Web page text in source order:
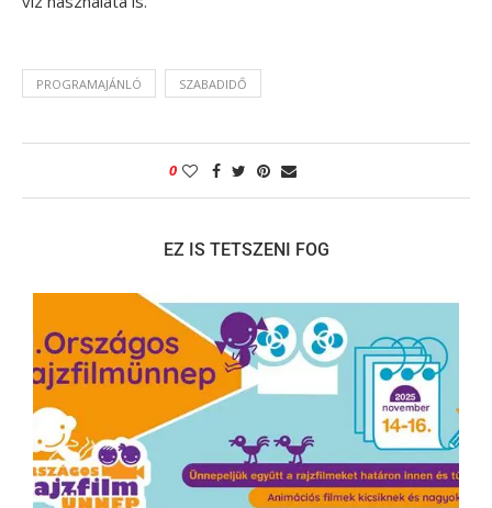
PROGRAMAJÁNLÓ SZABADIDŐ
0
EZ IS TETSZENI FOG